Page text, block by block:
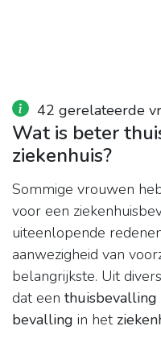
42 gerelateerde
Wat is beter
ziekenhuis?
Sommige vrouwen
voor een
uiteenlopende
aanwezigheid van
belangrijkste. Uit
dat een thuisbevalling
bevalling in het